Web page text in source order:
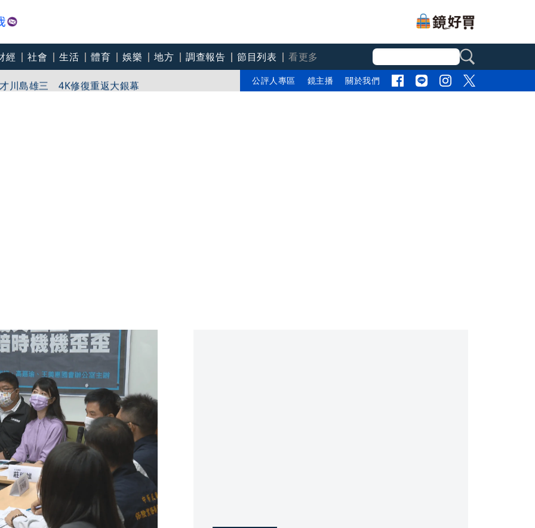
經 社會 生活 體育 娛樂 地方 調查報告 節目列表 看更多
班異動！8日加開疏運
川島雄三 4K修復重返大銀幕
公評人專區 鏡主播 關於我們